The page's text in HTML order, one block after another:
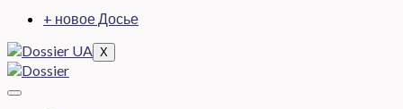
+ новое Досье
X